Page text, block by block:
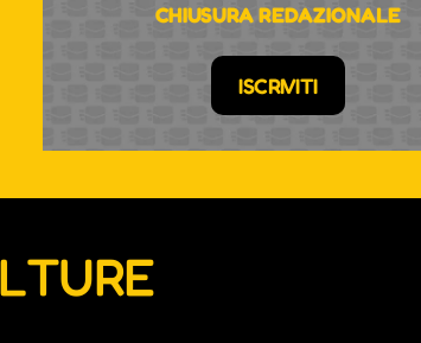
CHIUSURA REDAZIONALE
ISCRIVITI